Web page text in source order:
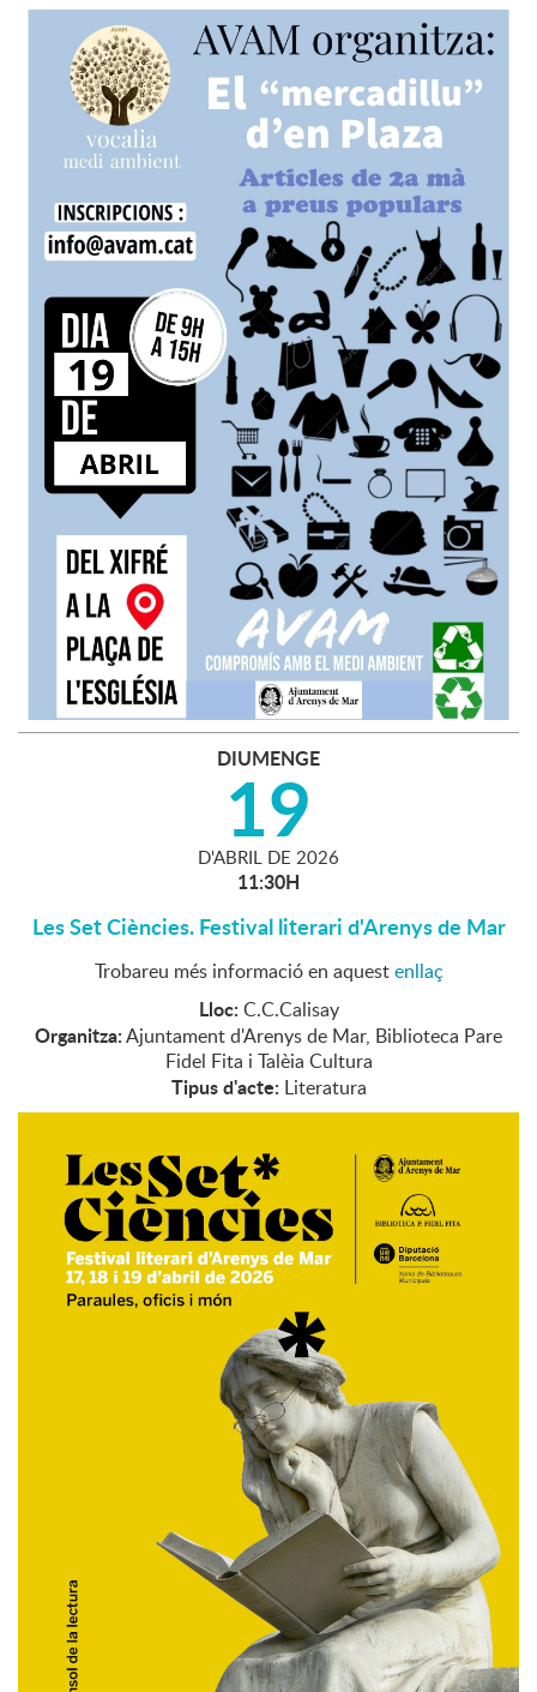
DIUMENGE
19
D'ABRIL DE 2026
11:30H
Les Set Ciències. Festival literari d'Arenys de Mar
Trobareu més informació en aquestenllaç
Lloc: C.C.Calisay
Organitza:Ajuntament d'Arenys de Mar, Biblioteca Pare
Fidel Fita i Talèia Cultura
Tipus d'acte: Literatura